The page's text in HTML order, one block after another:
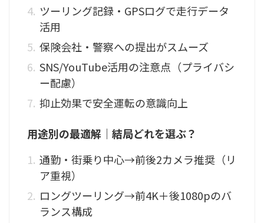
ツーリング記録・GPSログで走行データ
活用
保険会社・警察への提出がスムーズ
SNS/YouTube活用の注意点（プライバシ
ー配慮）
抑止効果で安全運転の意識向上
用途別の最適解｜結局どれを選ぶ？
通勤・街乗り中心→前後2カメラ推奨（リ
ア重視）
ロングツーリング→前4K＋後1080pのバ
ランス構成